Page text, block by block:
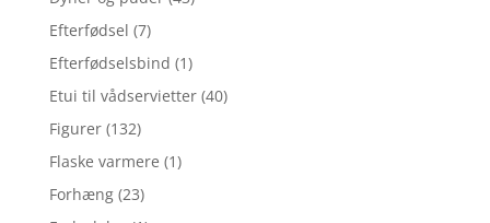
Efterfødsel (7)
Efterfødselsbind (1)
Etui til vådservietter (40)
Figurer (132)
Flaske varmere (1)
Forhæng (23)